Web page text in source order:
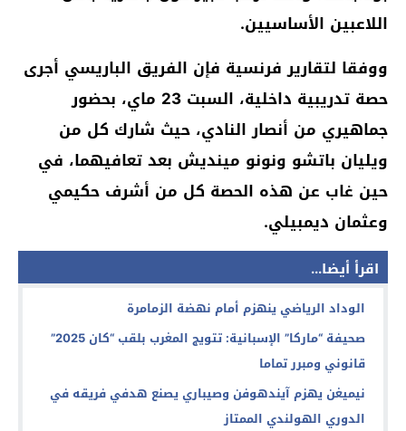
اللاعبين الأساسيين.
ووفقا لتقارير فرنسية فإن الفريق الباريسي أجرى
حصة تدريبية داخلية، السبت 23 ماي، بحضور
جماهيري من أنصار النادي، حيث شارك كل من
ويليان باتشو ونونو مينديش بعد تعافيهما، في
حين غاب عن هذه الحصة كل من أشرف حكيمي
وعثمان ديمبيلي.
اقرأ أيضا...
الوداد الرياضي ينهزم أمام نهضة الزمامرة
صحيفة “ماركا” الإسبانية: تتويج المغرب بلقب “كان 2025”
قانوني ومبرر تماما
نيميغن يهزم آيندهوفن وصيباري يصنع هدفي فريقه في
الدوري الهولندي الممتاز